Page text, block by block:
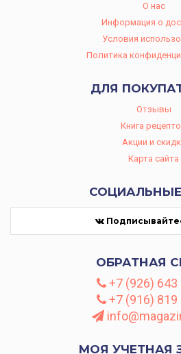
O нас
Информация о
Условия
Политика
ДЛЯ
Отзывы
Книга
Акции и
Карта сайта
ОБРАТНАЯ
+7 (926) 643
+7 (916) 819
МОЯ УЧЕТНАЯ